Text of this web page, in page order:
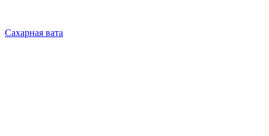
Сахарная вата